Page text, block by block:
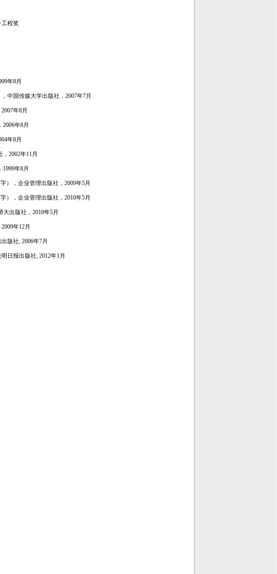
程奖
年8月
中国传媒大学出版社， 2007年7月
2007年8月
2006年8月
年8月
2002年11月
1999年8月
），企业管理出版社， 2009年5月
），企业管理出版社， 2010年5月
大出版社， 2010年5月
2009年12月
版社, 2006年7月
日报出版社, 2012年1月